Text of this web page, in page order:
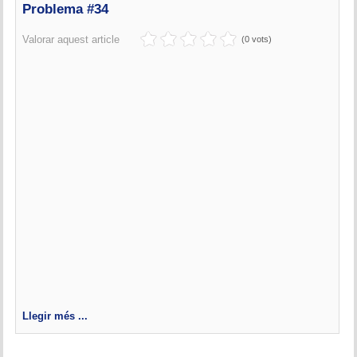
Problema #34
Valorar aquest article (0 vots)
Llegir més ...